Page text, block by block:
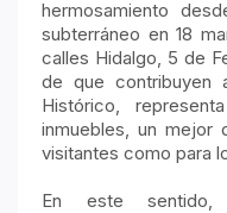
hermosamiento
subterráneo en 18
calles Hidalgo, 5 de
de que contribuyen
Histórico,
inmuebles, un mejor
visitantes como para
En este sentido,